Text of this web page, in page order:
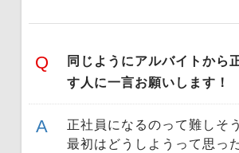
同じようにアルバイトから
す人に一言お願いします！
正社員になるのって難しそ
最初はどうしようって思っ